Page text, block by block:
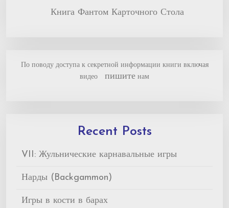
Книга Фантом Карточного Стола
По поводу доступа к секретной информации книги включая
видео
пишите нам
Recent Posts
VII: Жульнические карнавальные игры
Нарды (Backgammon)
Игры в кости в барах